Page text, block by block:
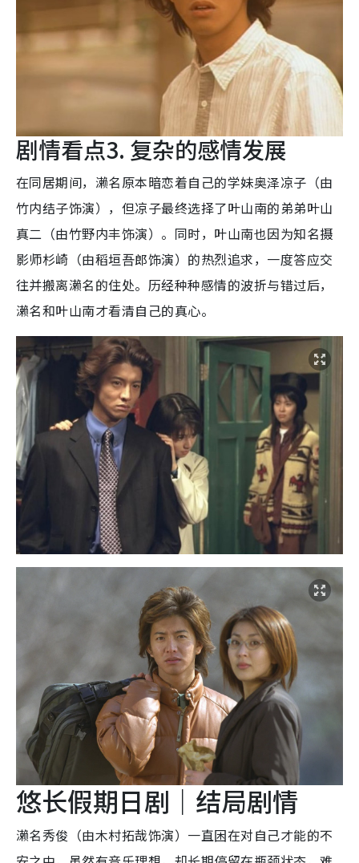
剧情看点3. 复杂的感情发展
在同居期间，濑名原本暗恋着自己的学妹奥泽凉子（由
竹内结子饰演），但凉子最终选择了叶山南的弟弟叶山
真二（由竹野内丰饰演）。同时，叶山南也因为知名摄
影师杉崎（由稻垣吾郎饰演）的热烈追求，一度答应交
往并搬离濑名的住处。历经种种感情的波折与错过后，
濑名和叶山南才看清自己的真心。
悠长假期日剧｜结局剧情
濑名秀俊（由木村拓哉饰演）一直困在对自己才能的不